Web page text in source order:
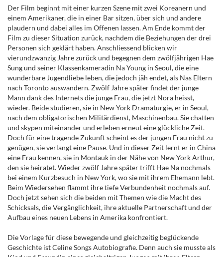
Der Film beginnt mit einer kurzen Szene mit zwei Koreanern und
einem Amerikaner, die in einer Bar sitzen, über sich und andere
plaudern und dabei alles im Offenen lassen. Am Ende kommt der
Film zu dieser Situation zurück, nachdem die Beziehungen der drei
Personen sich geklärt haben. Anschliessend blicken wir
vierundzwanzig Jahre zurück und begegnen dem zwölfjährigen Hae
Sung und seiner Klassenkameradin Na Young in Seoul, die eine
wunderbare Jugendliebe leben, die jedoch jäh endet, als Nas Eltern
nach Toronto auswandern. Zwölf Jahre später findet der junge
Mann dank des Internets die junge Frau, die jetzt Nora heisst,
wieder. Beide studieren, sie in New York Dramaturgie, er in Seoul,
nach dem obligatorischen Militärdienst, Maschinenbau. Sie chatten
und skypen miteinander und erleben erneut eine glückliche Zeit.
Doch für eine tragende Zukunft scheint es der jungen Frau nicht zu
genügen, sie verlangt eine Pause. Und in dieser Zeit lernt er in China
eine Frau kennen, sie in Montauk in der Nähe von New York Arthur,
den sie heiratet. Wieder zwölf Jahre später trifft Hae Na nochmals
bei einem Kurzbesuch in New York, wo sie mit ihrem Ehemann lebt.
Beim Wiedersehen flammt ihre tiefe Verbundenheit nochmals auf.
Doch jetzt sehen sich die beiden mit Themen wie die Macht des
Schicksals, die Vergänglichkeit, ihre aktuelle Partnerschaft und der
Aufbau eines neuen Lebens in Amerika konfrontiert.
Die Vorlage für diese bewegende und gleichzeitig beglückende
Geschichte ist Celine Songs Autobiografie. Denn auch sie musste als